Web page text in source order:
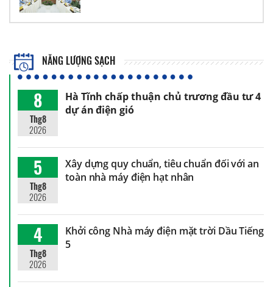
NĂNG LƯỢNG SẠCH
8
Thg8
2026
Hà Tĩnh chấp thuận chủ trương đầu tư 4
dự án điện gió
5
Thg8
2026
Xây dựng quy chuẩn, tiêu chuẩn đối với an
toàn nhà máy điện hạt nhân
4
Thg8
2026
Khởi công Nhà máy điện mặt trời Dầu Tiếng
5